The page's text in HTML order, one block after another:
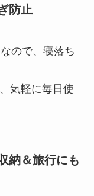
防止
ので、寝落ち
気軽に毎日使
納＆旅行にも